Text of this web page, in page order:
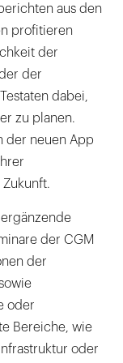
aus den
profitieren
der
der
dabei,
zu planen.
der neuen App
der CGM
der
oder
Bereiche, wie
oder